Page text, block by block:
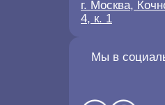
Мы в
г. Москва,
4, к. 1